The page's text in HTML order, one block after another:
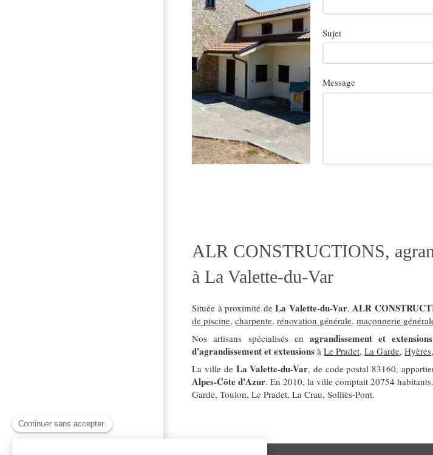
Sujet
Message
ALR CONSTRUCTIONS,
à La Valette-du-Var
Située à proximité deLa Valette-du-Var,ALR
de piscine,charpente,rénovation générale,maçonnerie
Nos artisans spécialisés en agrandissement et extensions
d'agrandissement et extensions àLe Pradet,La Garde,Hyères
La ville de La Valette-du-Var, de code postal 83160,
Alpes-Côte d'Azur. En 2010, la ville comptait 20754
Garde, Toulon, Le Pradet, La Crau, Solliès-Pont.